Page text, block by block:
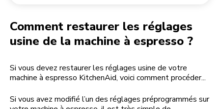
Comment restaurer les réglages
usine de la machine à espresso ?
Si vous devez restaurer les réglages usine de votre
machine à espresso KitchenAid, voici comment procéder...
Si vous avez modifié l’un des réglages préprogrammés sur